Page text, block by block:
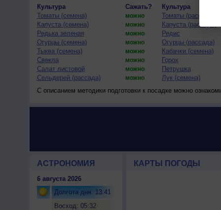
Культура
Сажать? Культура
Томаты (семена)
можно Томаты (рассада)
Капуста (семена) можно Капуста (рассада)
Редька зеленая можно Редис
Огурцы (семена) можно Огурцы (рассада)
Тыква (семена) можно Кабачки (семена)
Свекла можно Горох
Салат листовой можно Петрушка
Сельдерей (рассада) можно Лук (семена)
С описанием методики подготовки к посадке можно
АСТРОНОМИЯ
6 августа 2026
Долгота дня: 13:41
Восход: 05:32
КАРТЫ ПОГОДЫ